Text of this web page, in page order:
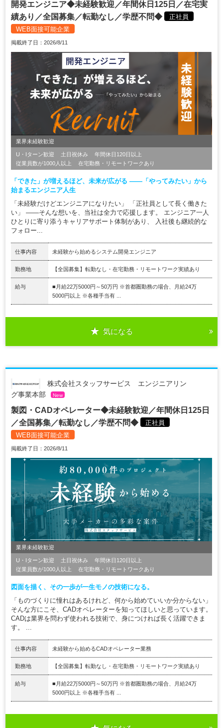
開発エンジニア◆未経験歓迎／年間休日125日／在宅実
績あり／全国募集／転勤なし／学歴不問◆
正社員
WEB面接可能企業
掲載終了日：2026/8/11
業界未経験歓迎
U・Iターン歓迎 土日祝休み
年間休日120日以上
従業員数が1000人以上
在宅勤務・リモートワークあり
「できた」が増えるほど、未来が広がる ――「やってみたい」から
始まるエンジニア人生
「未経験だけどエンジニアになりたい」 「正社員として長く働きた
い」 ――そんな想いを、当社は全力で応援します。 エンジニア一人
ひとりに寄り添うキャリアサポート体制があり、 入社後も継続的な
フォロー...
仕事内容 未経験から始めるシステム開発エンジニア
勤務地 【全国募集】転勤なし・在宅勤務・リモートワーク実績あり
給与
■月給22万5000円～50万円 ※首都圏勤務の場合、月給24万
5000円以上 ※各種手当有 ...
気になる
株式会社スタッフサービス エンジニアリン
グ事業本部
New
製図・CADオペレーター◆未経験歓迎／年間休日125日
／全国募集／転勤なし／学歴不問◆
正社員
WEB面接可能企業
掲載終了日：2026/8/11
業界未経験歓迎
U・Iターン歓迎 土日祝休み
年間休日120日以上
従業員数が1000人以上
在宅勤務・リモートワークあり
図面を描く、その一歩が一生モノの技術になる。
「ものづくりに憧れはあるけれど、何から始めていいか分からない」
そんな方にこそ、CADオペレーターを知ってほしいと思っています。
CADは業界を問わず使われる技術で、身につければ長く活躍できま
す。 ...
仕事内容 未経験から始めるCADオペレーター業務
勤務地 【全国募集】転勤なし・在宅勤務・リモートワーク実績あり
給与
■月給22万5000円～50万円 ※首都圏勤務の場合、月給24万
5000円以上 ※各種手当有 ...